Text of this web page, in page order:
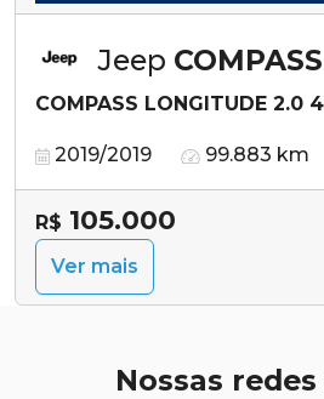
Jeep COMPASS
COMPASS LONGITUDE 2.0
2019/2019 99.883 km
R$ 105.000
Ver mais
Nossas